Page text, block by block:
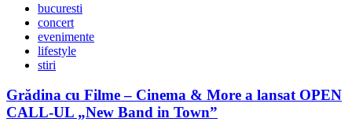
bucuresti
concert
evenimente
lifestyle
stiri
Grădina cu Filme – Cinema & More a lansat OPEN
CALL-UL „New Band in Town”